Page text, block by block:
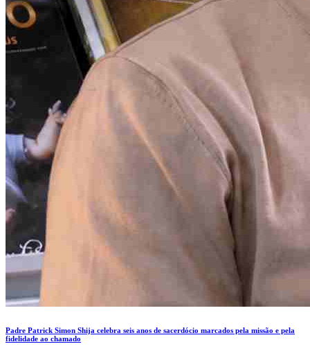
Padre Patrick Simon Shija celebra seis anos de sacerdócio marcados pela missão e pela
fidelidade ao chamado